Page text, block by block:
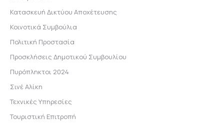
Κατασκευή Δικτύου Αποχέτευσης
Κοινοτικά Συμβούλια
Πολιτική Προστασία
Προσκλήσεις Δημοτικού Συμβουλίου
Πυρόπληκτοι 2024
Σινέ Αλίκη
Τεχνικές Υπηρεσίες
Τουριστική Επιτροπή